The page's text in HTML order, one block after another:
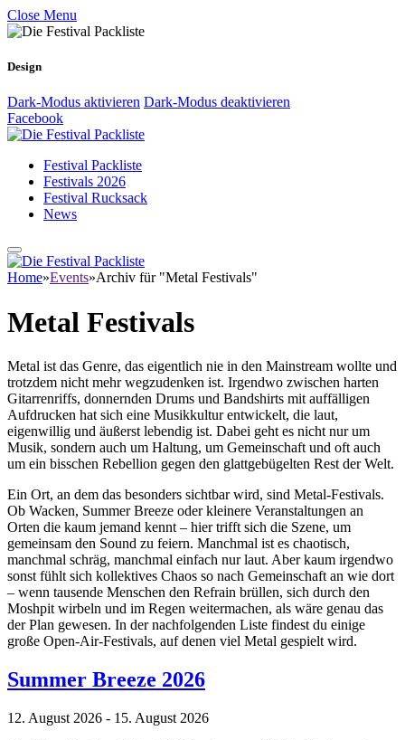
Close Menu
Design
Dark-Modus aktivieren Dark-Modus deaktivieren
Facebook
Festival Packliste
Festivals 2026
Festival Rucksack
News
Home»Events»Archiv für "Metal Festivals"
Metal Festivals
Metal ist das Genre, das eigentlich nie in den Mainstream wollte und
trotzdem nicht mehr wegzudenken ist. Irgendwo zwischen harten
Gitarrenriffs, donnernden Drums und Bandshirts mit auffälligen
Aufdrucken hat sich eine Musikkultur entwickelt, die laut,
eigenwillig und äußerst lebendig ist. Dabei geht es nicht nur um
Musik, sondern auch um Haltung, um Gemeinschaft und oft auch
um ein bisschen Rebellion gegen den glattgebügelten Rest der Welt.
Ein Ort, an dem das besonders sichtbar wird, sind Metal-Festivals.
Ob Wacken, Summer Breeze oder kleinere Veranstaltungen an
Orten die kaum jemand kennt – hier trifft sich die Szene, um
gemeinsam den Sound zu feiern. Manchmal ist es chaotisch,
manchmal schräg, manchmal einfach nur laut. Aber kaum irgendwo
sonst fühlt sich kollektives Chaos so nach Gemeinschaft an wie dort
– wenn tausende Menschen den Refrain brüllen, sich durch den
Moshpit wirbeln und im Regen weitermachen, als wäre genau das
der Plan gewesen. In der nachfolgenden Liste findest du einige
große Open-Air-Festivals, auf denen viel Metal gespielt wird.
Summer Breeze 2026
12. August 2026 - 15. August 2026